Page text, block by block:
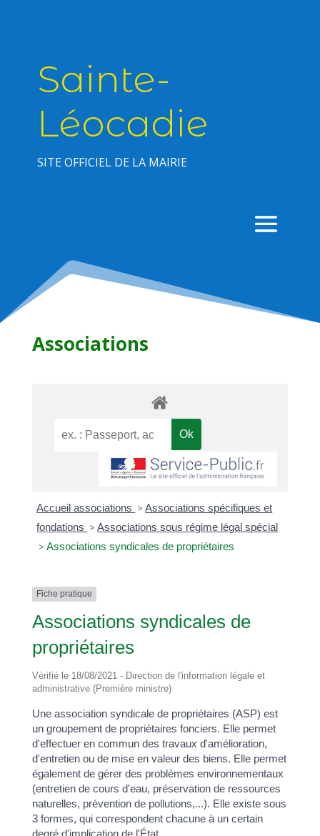
Sainte-
Léocadie
SITE OFFICIEL DE LA MAIRIE
Associations
Accueil associations > Associations spécifiques et
fondations > Associations sous régime légal spécial
> Associations syndicales de propriétaires
Fiche pratique
Associations syndicales de
propriétaires
Vérifié le 18/08/2021 - Direction de l'information légale et
administrative (Première ministre)
Une association syndicale de propriétaires (ASP) est
un groupement de propriétaires fonciers. Elle permet
d'effectuer en commun des travaux d'amélioration,
d'entretien ou de mise en valeur des biens. Elle permet
également de gérer des problèmes environnementaux
(entretien de cours d'eau, préservation de ressources
naturelles, prévention de pollutions,...). Elle existe sous
3 formes, qui correspondent chacune à un certain
degré d'implication de l'État.